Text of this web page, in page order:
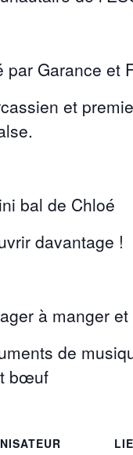
par Garance et
et
bal de Chloé
davantage !
à manger
de
bœuf